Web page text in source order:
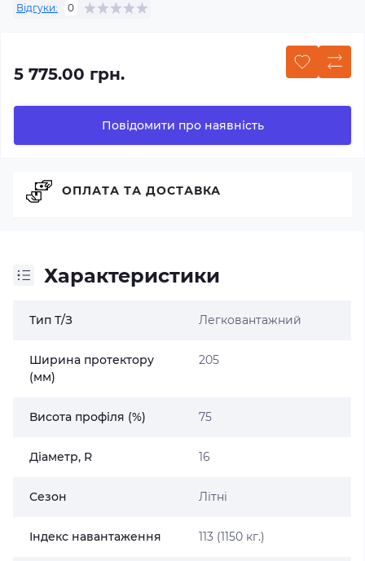
Відгуки: 0
5 775.00 грн.
Повідомити про наявність
Характеристики
Тип Т/З Легковантажний
Ширина протектору
(мм)
205
Висота профіля (%) 75
Діаметр, R 16
Сезон Літні
Індекс навантаження 113 (1150 кг.)
ОПЛАТА ТА ДОСТАВКА